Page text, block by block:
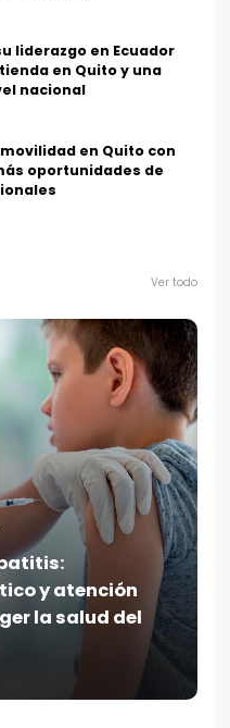
liderazgo en Ecuador
en Quito y una
nacional
en Quito con
oportunidades de
Ver todo
y atención
la salud del